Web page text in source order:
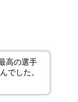
高の選手
でした。